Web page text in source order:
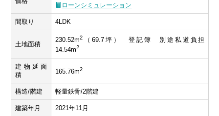
ローンシミュレーション
間取り 4LDK
土地面積
230.52m2
（69.7坪） 登記簿 別途私道負担
14.54m2
建物延面
積
165.76m2
構造/階建 軽量鉄骨/2階建
建築年月 2021年11月